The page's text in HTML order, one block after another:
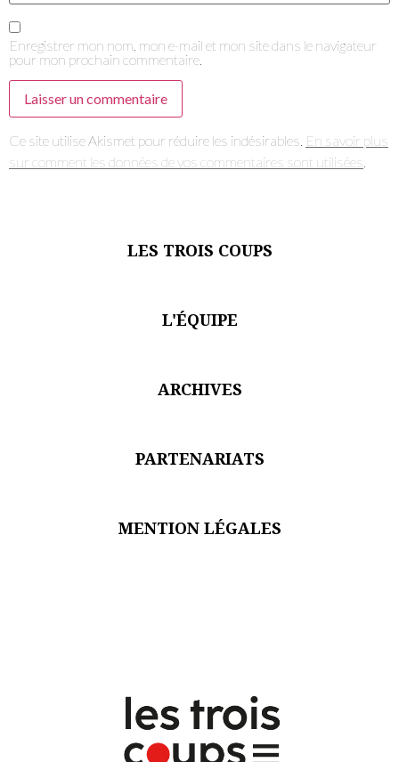
Enregistrer mon nom, mon e-mail et mon site dans le navigateur
pour mon prochain commentaire.
Ce site utilise Akismet pour réduire les indésirables. En savoir plus
sur comment les données de vos commentaires sont utilisées
LES TROIS COUPS
L'ÉQUIPE
ARCHIVES
PARTENARIATS
MENTION LÉGALES